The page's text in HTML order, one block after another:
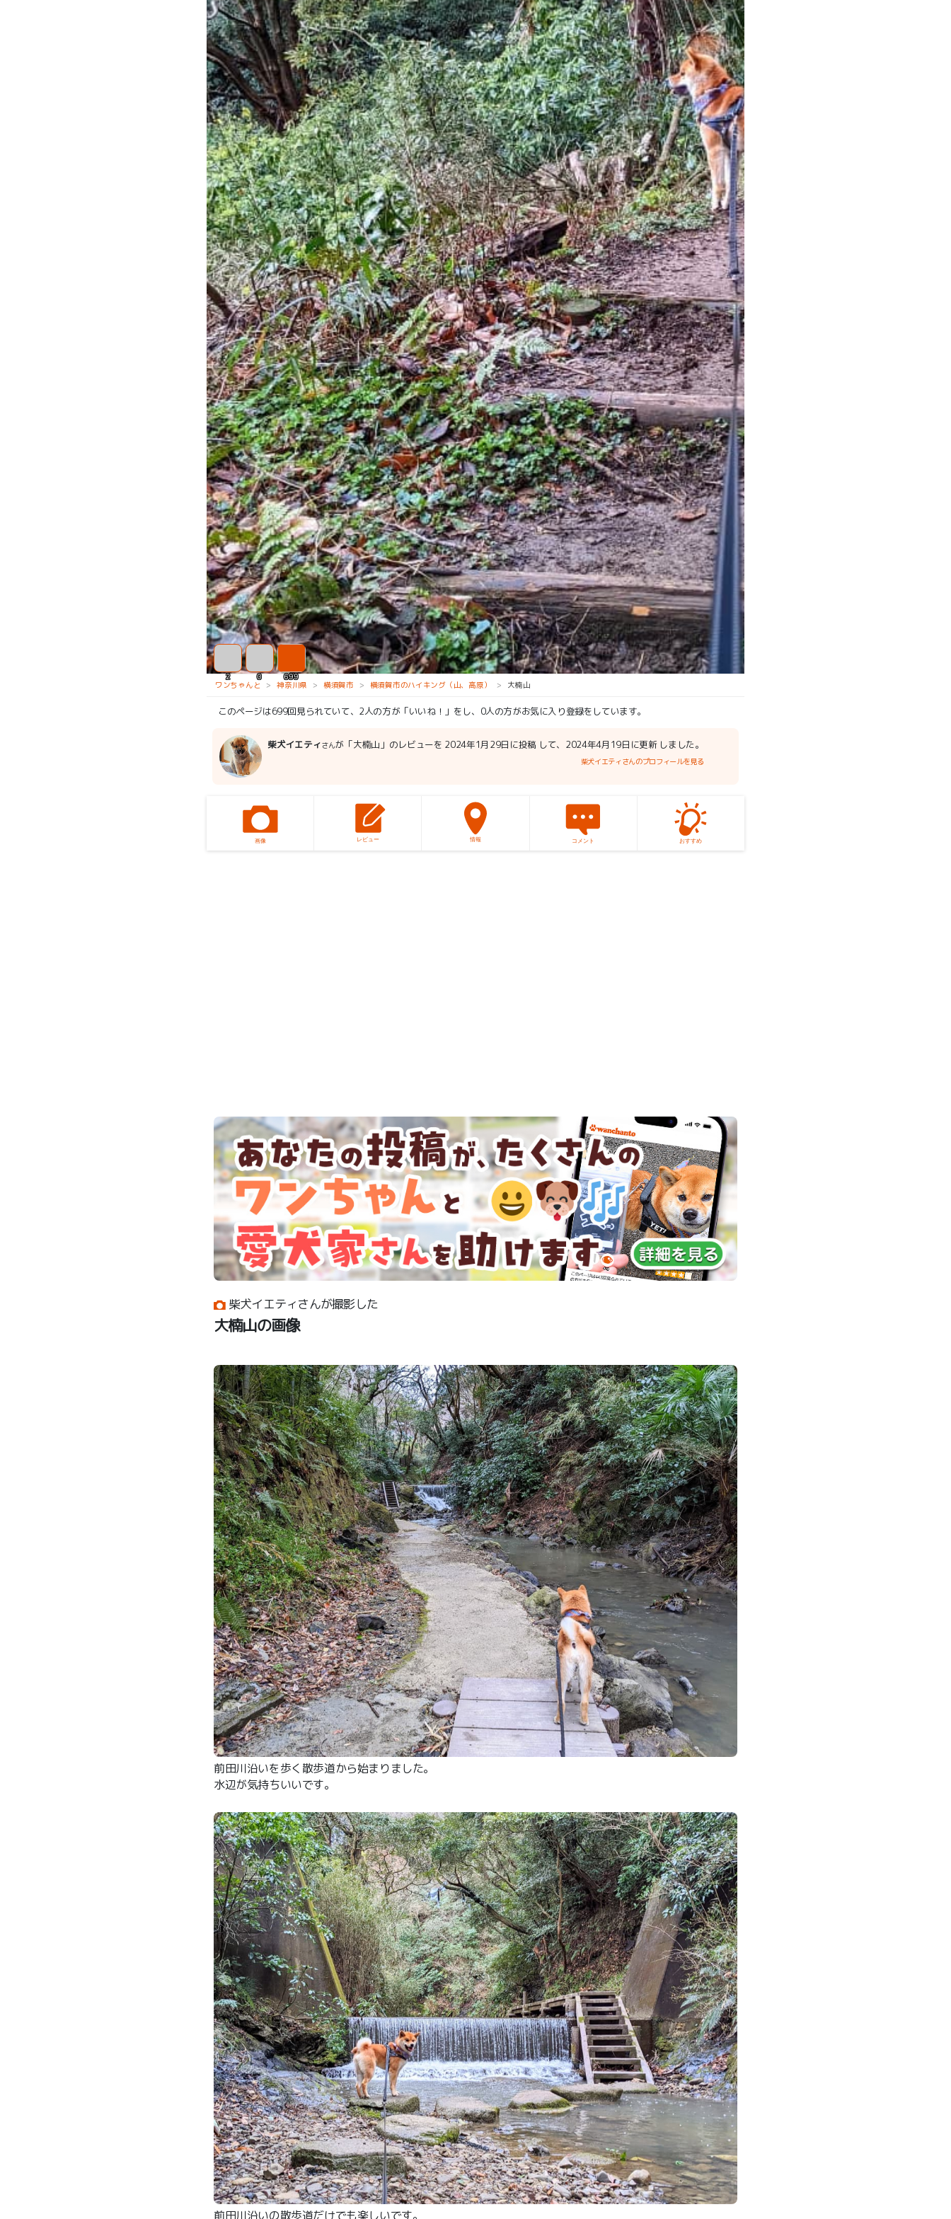
2 0 699
ワンちゃんと 神奈川県 横須賀市 横須賀市のハイキング（山、高原） 大楠山
このページは699回見られていて、2人の方が「いいね！」をし、0人の方がお気に入り登録をしています。
柴犬イエティさんが「大楠山」のレビューを 2024年1月29日に投稿 して、2024年4月19日に更新 しました。
柴犬イエティさんのプロフィールを見る
画像 レビュー 情報 コメント おすすめ
柴犬イエティさんが撮影した
大楠山の画像
前田川沿いを歩く散歩道から始まりました。
水辺が気持ちいいです。
前田川沿いの散歩道だけでも楽しいです。